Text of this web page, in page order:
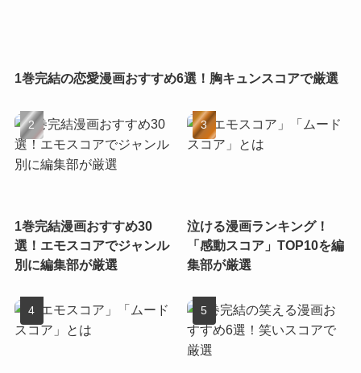
1巻完結の恋愛漫画おすすめ6選！胸キュンスコアで厳選
1巻完結漫画おすすめ30
選！エモスコアでジャンル
別に編集部が厳選
泣ける漫画ランキング！
「感動スコア」TOP10を編
集部が厳選